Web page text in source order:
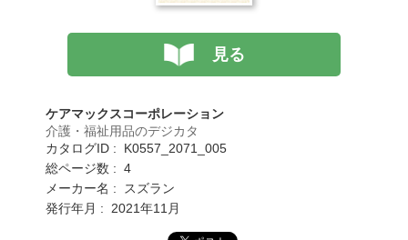
見る
ケアマックスコーポレーション
介護・福祉用品のデジカタ
カタログID : K0557_2071_005
総ページ数 : 4
メーカー名 : スズラン
発行年月 : 2021年11月